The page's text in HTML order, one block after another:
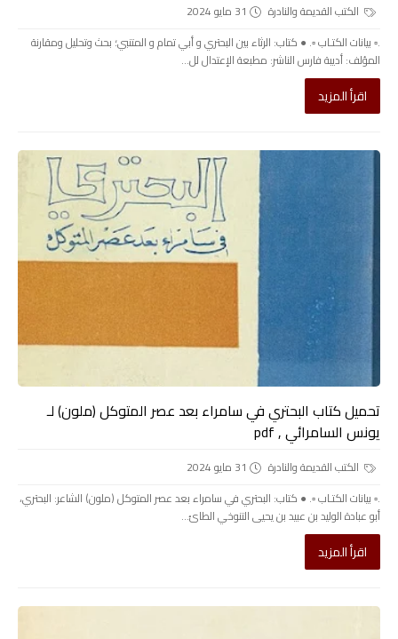
الكتب القديمة والنادرة
31 مايو 2024
.▫️ بيانات الكتـاب ▫️. ● كتاب: الرثاء بين البحتري و أبي تمام و المتنبي؛ بحث وتحليل ومقارنة
المؤلف: أديبة فارس الناشر: مطبعة الإعتدال لل...
اقرأ المزيد
تحميل كتاب البحتري في سامراء بعد عصر المتوكل (ملون) لـ
يونس السامرائي , pdf
الكتب القديمة والنادرة
31 مايو 2024
.▫️ بيانات الكتـاب ▫️. ● كتاب: البحتري في سامراء بعد عصر المتوكل (ملون) الشاعر: البحتري،
أبو عبادة الوليد بن عبيد بن يحيى التنوخي الطائ...
اقرأ المزيد